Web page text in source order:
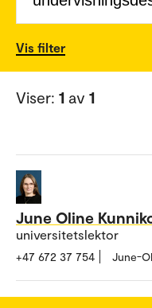
Vis filter
Viser: 1 av 1
June Oline
universitetslektor
+47 672 37 754 June-